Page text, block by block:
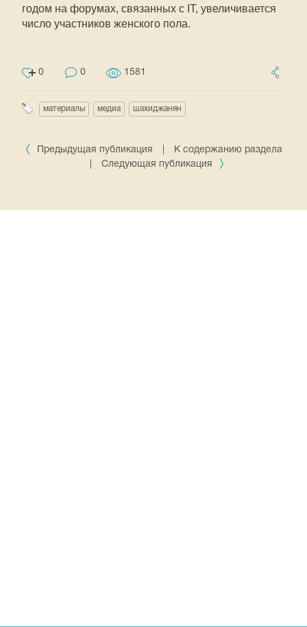
годом на форумах, связанных с IT, увеличивается
число участников женского пола.
0 0 1581
материалы медиа шахиджанян
Предыдущая публикация
К содержанию раздела
Следующая публикация